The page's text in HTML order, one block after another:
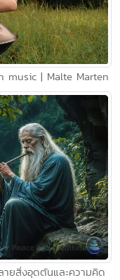
music | Malte Marten
ยสิ่งอุดตันและความคิด